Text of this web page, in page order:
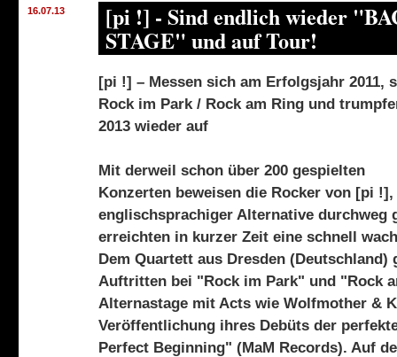
16.07.13 [pi !] - Sind endlich wieder
STAGE" und auf Tour!
[pi !] – Messen sich am Erfolgsjahr 2011,
Rock im Park / Rock am Ring und
2013 wieder auf
Mit derweil schon über 200 gespielten
Konzerten beweisen die Rocker von [pi
englischsprachiger Alternative durchweg
erreichten in kurzer Zeit eine schnell
Dem Quartett aus Dresden (Deutschland)
Auftritten bei "Rock im Park" und "Rock
Alternastage mit Acts wie Wolfmother &
Veröffentlichung ihres Debüts der
Perfect Beginning" (MaM Records). Auf